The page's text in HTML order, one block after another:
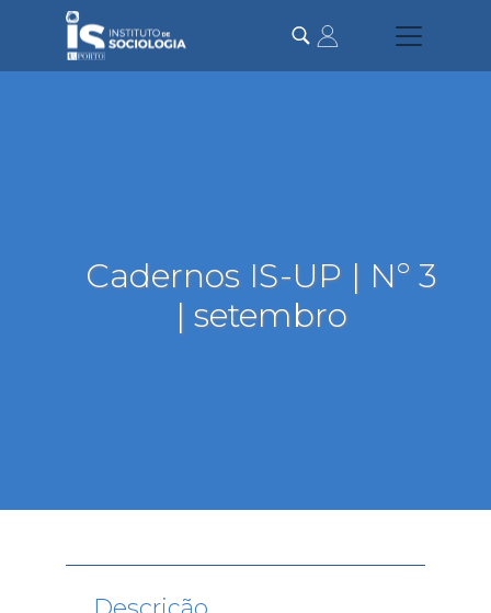
conteúdo
Cadernos IS-UP | Nº 3
| setembro